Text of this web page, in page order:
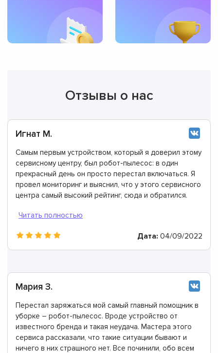
Отзывы о нас
Игнат М.
Самым первым устройством, который я доверил этому
сервисному центру, был робот-пылесос: в один
прекрасный день он просто перестал включаться. Я
провел мониторинг и выяснил, что у этого сервисного
центра самый высокий рейтинг, сюда и обратился.
Дата: 04/09/2022
Мария З.
Перестал заряжаться мой самый главный помощник в
уборке – робот-пылесос. Вроде устройство от
известного бренда и такая неудача. Мастера этого
сервиса рассказали, что такие ситуации бывают и
ничего в них страшного нет. Все починили, обо всем